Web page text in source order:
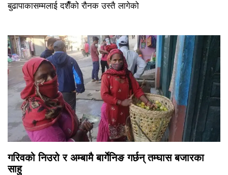
बुढापाकासम्मलाई दशैँको रौनक उस्तै लागेको
गरिवको निउरो र अम्बामै बार्गेनिङ गर्छन् तम्घास बजारका
साहु